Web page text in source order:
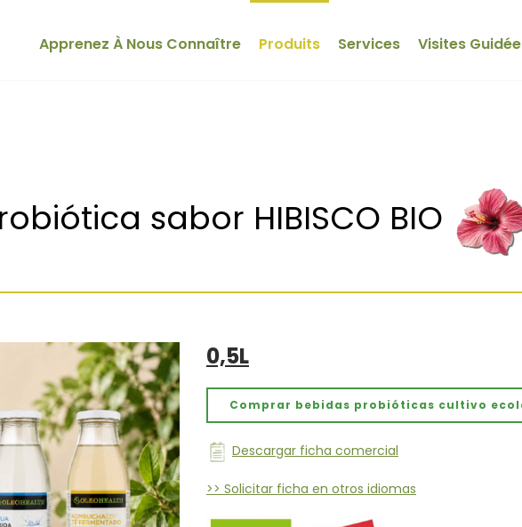
Apprenez À Nous Connaître Produits Services Visites
sabor HIBISCO BIO
0,5L
Comprar bebidas probióticas cultivo
Descargar ficha comercial
>> Solicitar ficha en otros idiomas